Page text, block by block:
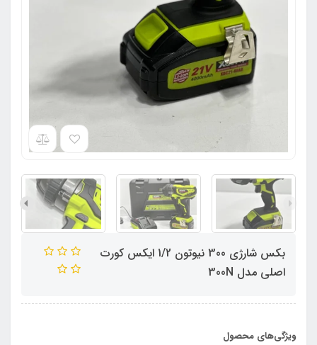
بکس شارژی 300 نیوتون 1/2 ایکس کورت
اصلی مدل 300N
ویژگی‌های محصول